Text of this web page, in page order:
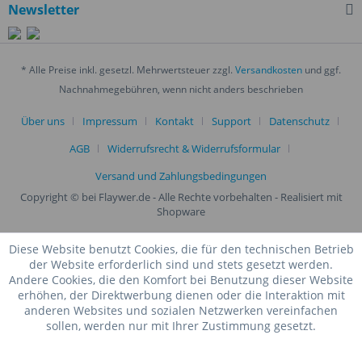
Newsletter
* Alle Preise inkl. gesetzl. Mehrwertsteuer zzgl. Versandkosten und ggf.
Nachnahmegebühren, wenn nicht anders beschrieben
Über uns Impressum Kontakt Support
Datenschutz
AGB
Widerrufsrecht & Widerrufsformular
Versand und Zahlungsbedingungen
Copyright © bei Flaywer.de - Alle Rechte vorbehalten - Realisiert mit
Shopware
Diese Website benutzt Cookies, die für den technischen Betrieb
der Website erforderlich sind und stets gesetzt werden.
Andere Cookies, die den Komfort bei Benutzung dieser Website
erhöhen, der Direktwerbung dienen oder die Interaktion mit
anderen Websites und sozialen Netzwerken vereinfachen
sollen, werden nur mit Ihrer Zustimmung gesetzt.